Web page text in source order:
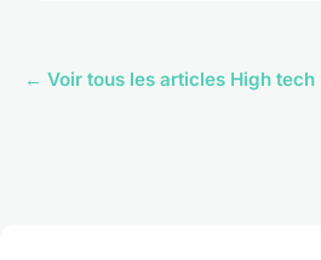
← Voir tous les articles High tech